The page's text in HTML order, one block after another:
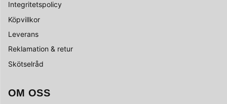
Integritetspolicy
Köpvillkor
Leverans
Reklamation & retur
Skötselråd
OM OSS